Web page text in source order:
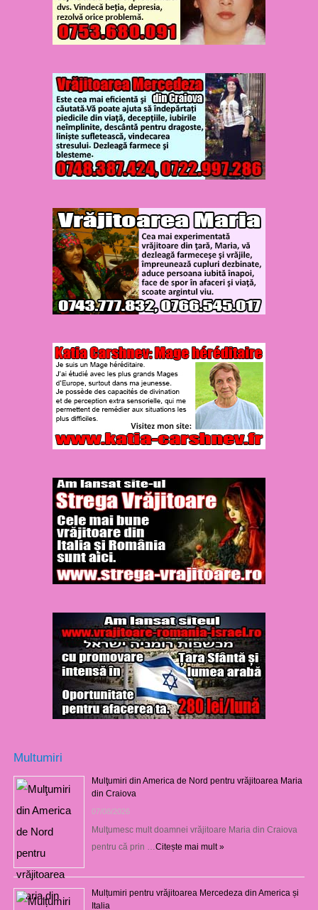
Multumiri
Mulţumiri din America de Nord pentru vrăjitoarea Maria
din Craiova
07/08/2026
Mulţumesc mult doamnei vrăjitoare Maria din Craiova
pentru că prin … Citește mai mult »
Mulțumiri pentru vrăjitoarea Mercedeza din America și
Italia